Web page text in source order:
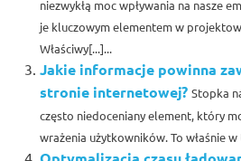
niezwykłą moc wpływania na nasze
je kluczowym elementem w
Właściwy[...]...
Jakie informacje powinna
stronie internetowej? Stopka
często niedoceniany element, który
wrażenia użytkowników. To właśnie w